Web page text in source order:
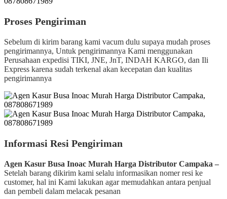
Proses Pengiriman
Sebelum di kirim barang kami vacum dulu supaya mudah proses
pengirimannya, Untuk pengirimannya Kami menggunakan
Perusahaan expedisi TIKI, JNE, JnT, INDAH KARGO, dan Ili
Express karena sudah terkenal akan kecepatan dan kualitas
pengirimannya
Informasi Resi Pengiriman
Agen Kasur Busa Inoac Murah Harga Distributor Campaka –
Setelah barang dikirim kami selalu informasikan nomer resi ke
customer, hal ini Kami lakukan agar memudahkan antara penjual
dan pembeli dalam melacak pesanan